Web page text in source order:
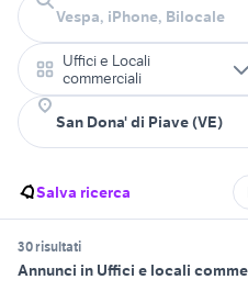
Uffici e Locali
commerciali
Salva ricerca
30 risultati
Annunci in Uffici e locali